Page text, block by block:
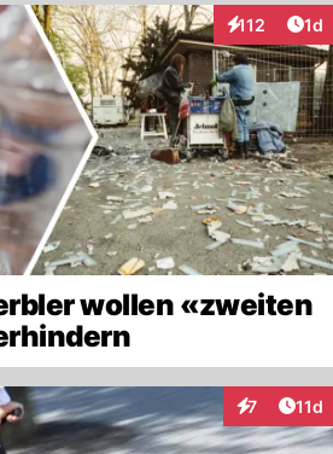
112
Interaktionen
1d
wollen «zweiten
7 11d